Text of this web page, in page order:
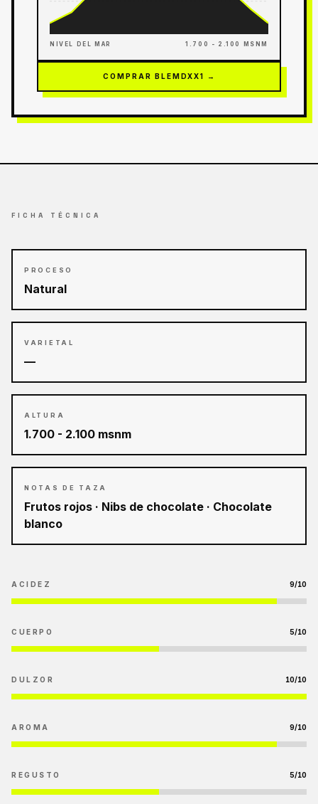
NIVEL DEL MAR 1.700 - 2.100 MSNM
COMPRAR BLEMDXX1 →
FICHA TÉCNICA
PROCESO
Natural
VARIETAL
—
ALTURA
1.700 - 2.100 msnm
NOTAS DE TAZA
Frutos rojos · Nibs de chocolate · Chocolate
blanco
ACIDEZ 9/10
CUERPO 5/10
DULZOR 10/10
AROMA 9/10
REGUSTO 5/10